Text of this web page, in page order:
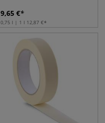
9,65 €
0,75 l | 1 l 12,87 €